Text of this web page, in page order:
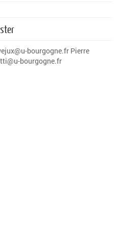
bourgogne.fr Pierre
bourgogne.fr